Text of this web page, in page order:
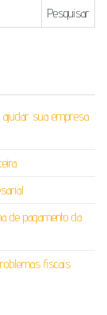
ajudar sua empresa
de pagamento da
fiscais